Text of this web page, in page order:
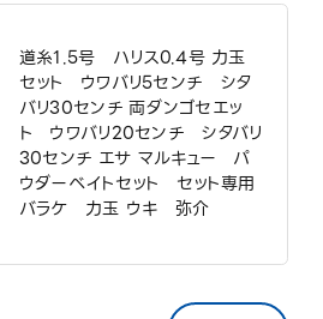
道糸1.5号 ハリス0.4号 力玉
セット ウワバリ5センチ シタ
バリ30センチ 両ダンゴセエッ
ト ウワバリ20センチ シタバリ
30センチ エサ マルキュー パ
ウダーベイトセット セット専用
バラケ 力玉 ウキ 弥介